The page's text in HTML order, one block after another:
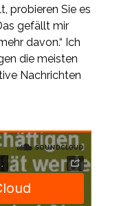
probieren Sie es
gefällt mir
davon.“ Ich
die meisten
Nachrichten